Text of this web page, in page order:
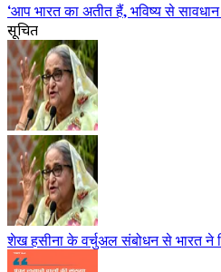
‘आप भारत का अतीत हैं, भविष्य से सावधान
सूचित
शेख हसीना के वर्चुअल संबोधन से भारत ने